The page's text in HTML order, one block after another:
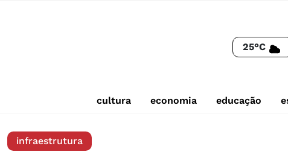
25°C
cultura economia educação
infraestrutura